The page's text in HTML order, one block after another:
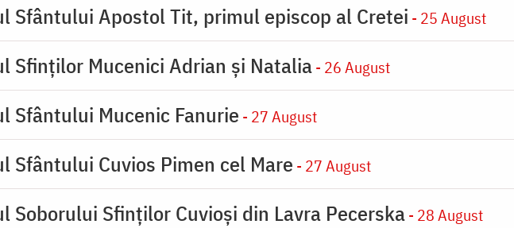
Sfântului Apostol Tit, primul episcop al Cretei - 25 August
Sfinților Mucenici Adrian și Natalia- 26 August
Sfântului Mucenic Fanurie - 27 August
Sfântului Cuvios Pimen cel Mare - 27 August
Soborului Sfinților Cuvioși din Lavra Pecerska- 28 August